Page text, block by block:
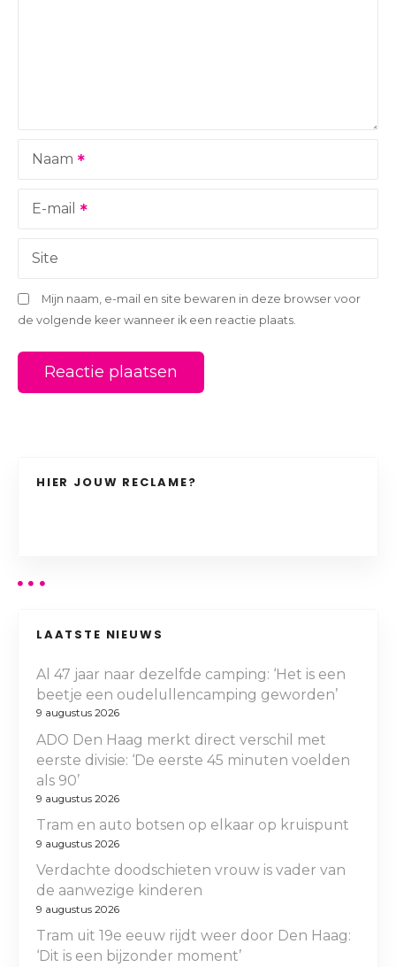
e
Naam
E-mail
Site
Mijn naam, e-mail en site bewaren in deze browser voor
de volgende keer wanneer ik een reactie plaats.
HIER JOUW RECLAME?
LAATSTE NIEUWS
Al 47 jaar naar dezelfde camping: ‘Het is een
beetje een oudelullencamping geworden’
9 augustus 2026
ADO Den Haag merkt direct verschil met
eerste divisie: ‘De eerste 45 minuten voelden
als 90’
9 augustus 2026
Tram en auto botsen op elkaar op kruispunt
9 augustus 2026
Verdachte doodschieten vrouw is vader van
de aanwezige kinderen
9 augustus 2026
Tram uit 19e eeuw rijdt weer door Den Haag:
‘Dit is een bijzonder moment’